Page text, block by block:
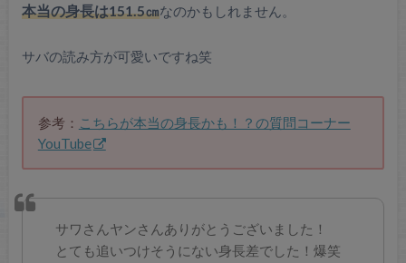
本当の身長は151.5㎝なのかもしれません。
サバの読み方が可愛いですね笑
参考： こちらが本当の身長かも！？の質問コーナー
YouTube
サワさんヤンさんありがとうございました！
とても追いつけそうにない身長差でした！爆笑